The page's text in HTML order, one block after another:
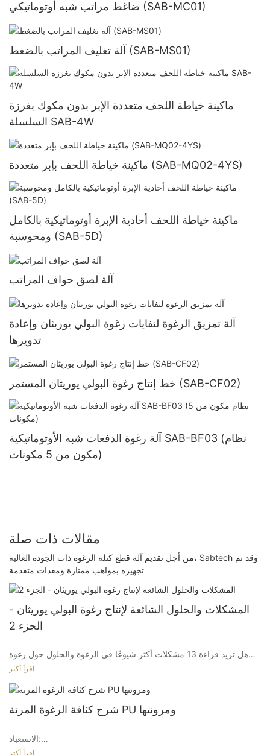
ضاغط مراتب شبه أوتوماتيكي (SAB-MC01)
آلة تغليف المراتب بالضغط (SAB-MS01)
ماكينة خياطة اللحف متعددة الإبر بدون مكوك بغرزة
السلسلة SAB-4W
ماكينة خياطة اللحف بإبر متعددة (SAB-MQ02-4YS)
ماكينة خياطة اللحف أحادية الإبرة أوتوماتيكية بالكامل
ومحوسبة (SAB-5D)
آلة لصق حواف المراتب
آلة تمزيق الرغوة لنفايات رغوة البولي يوريثان وإعادة
تدويرها
خط إنتاج رغوة البولي يوريثان المستمر (SAB-CF02)
آلة رغوة الدفعات شبه الأوتوماتيكية SAB-BF03 (نظام
مكون من 5 مكونات)
مقالات ذات صلة
من أجل تقديم آلة قطع كتلة الرغوة ذات الجودة العالية، Sabtech وقد تم
تجهيزه بمواهب ممتازة ومعدات متقدمة
المشكلات والحلول الشائعة لإنتاج رغوة البولي يوريثان -
الجزء 2
هل تريد قراءة 13 مشكلات أكثر شيوعًا في الرغوة والحلول حول رغوة
القضايا والحلول الشائعة لجهاز إنتاج رغوة البولي يوريثان 1
انتعاش ضعيف
اقرأ أكثر
شرح كثافة الرغوة المرنة PU ومرونتها
الاستعباد:
اقرأ أكثر